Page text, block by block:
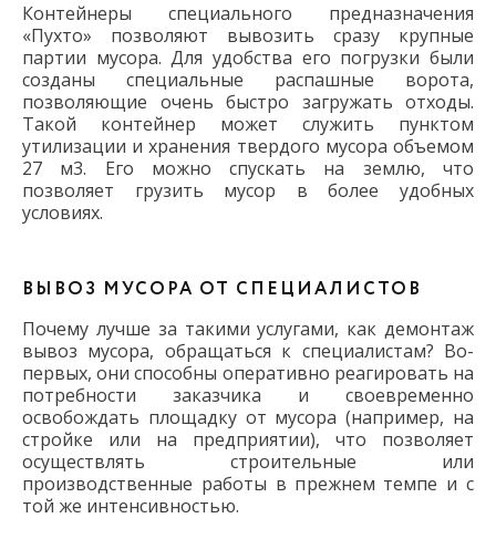
Контейнеры специального предназначения
«Пухто» позволяют вывозить сразу крупные
партии мусора. Для удобства его погрузки были
созданы специальные распашные ворота,
позволяющие очень быстро загружать отходы.
Такой контейнер может служить пунктом
утилизации и хранения твердого мусора объемом
27 м3. Его можно спускать на землю, что
позволяет грузить мусор в более удобных
условиях.
ВЫВОЗ МУСОРА ОТ СПЕЦИАЛИСТОВ
Почему лучше за такими услугами, как демонтаж
вывоз мусора, обращаться к специалистам? Во-
первых, они способны оперативно реагировать на
потребности заказчика и своевременно
освобождать площадку от мусора (например, на
стройке или на предприятии), что позволяет
осуществлять строительные или
производственные работы в прежнем темпе и с
той же интенсивностью.